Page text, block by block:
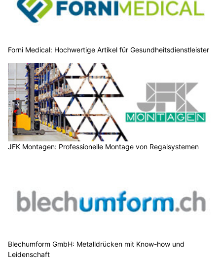
Forni Medical: Hochwertige Artikel für Gesundheitsdienstleister
JFK Montagen: Professionelle Montage von Regalsystemen
Blechumform GmbH: Metalldrücken mit Know-how und
Leidenschaft